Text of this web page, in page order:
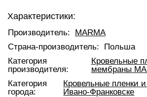
Характеристики:
Производитель:
MARMA
Страна-производитель:
Польша
Категория
производителя:
Кровельные
мембраны
Категория
города:
Кровельные пленки
Ивано-Франковске